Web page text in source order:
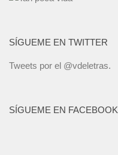
SÍGUEME EN TWITTER
Tweets por el @vdeletras.
SÍGUEME EN FACEBOOK